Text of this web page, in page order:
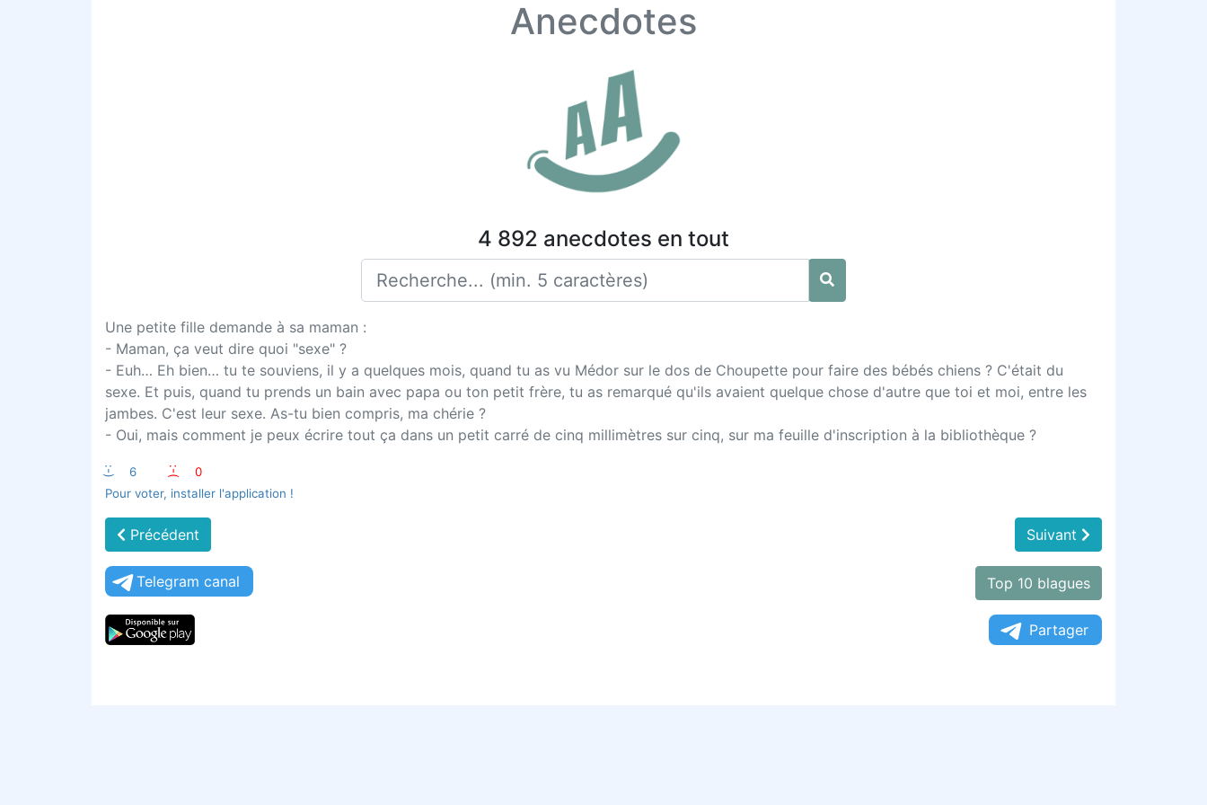
Anecdotes
4 892 anecdotes en tout
Une petite fille demande à sa maman :
- Maman, ça veut dire quoi "sexe" ?
- Euh… Eh bien… tu te souviens, il y a quelques mois, quand tu as vu Médor sur le dos de Choupette pour faire des bébés chiens ? C'était du
sexe. Et puis, quand tu prends un bain avec papa ou ton petit frère, tu as remarqué qu'ils avaient quelque chose d'autre que toi et moi, entre les
jambes. C'est leur sexe. As-tu bien compris, ma chérie ?
- Oui, mais comment je peux écrire tout ça dans un petit carré de cinq millimètres sur cinq, sur ma feuille d'inscription à la bibliothèque ?
:-) 6 :-(
0
Pour voter, installer l'application !
Précédent Suivant
Telegram canal Top 10 blagues
Partager